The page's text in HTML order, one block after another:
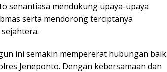
senantiasa mendukung upaya-upaya
serta mendorong terciptanya
ini semakin mempererat hubungan baik
Jeneponto. Dengan kebersamaan dan